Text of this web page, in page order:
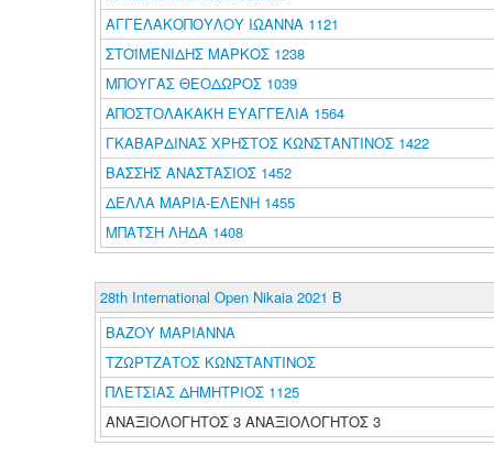
ΑΓΓΕΛΑΚΟΠΟΥΛΟΥ ΙΩΑΝΝΑ 1121
ΣΤΟΪΜΕΝΙΔΗΣ ΜΑΡΚΟΣ 1238
ΜΠΟΥΓΑΣ ΘΕΟΔΩΡΟΣ 1039
ΑΠΟΣΤΟΛΑΚΑΚΗ ΕΥΑΓΓΕΛΙΑ 1564
ΓΚΑΒΑΡΔΙΝΑΣ ΧΡΗΣΤΟΣ ΚΩΝΣΤΑΝΤΙΝΟΣ 1422
ΒΑΣΣΗΣ ΑΝΑΣΤΑΣΙΟΣ 1452
ΔΕΛΛΑ ΜΑΡΙΑ-ΕΛΕΝΗ 1455
ΜΠΑΤΣΗ ΛΗΔΑ 1408
28th International Open Nikaia 2021 B
ΒΑΖΟΥ ΜΑΡΙΑΝΝΑ
ΤΖΩΡΤΖΑΤΟΣ ΚΩΝΣΤΑΝΤΙΝΟΣ
ΠΛΕΤΣΙΑΣ ΔΗΜΗΤΡΙΟΣ 1125
ΑΝΑΞΙΟΛΟΓΗΤΟΣ 3 ΑΝΑΞΙΟΛΟΓΗΤΟΣ 3